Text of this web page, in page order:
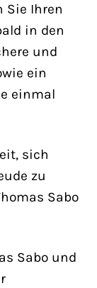
Sie Ihren
in den
und
ein
einmal
sich
zu
Sabo
Sabo und